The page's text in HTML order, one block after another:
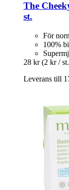
The
st.
För
100%
28 kr (2 kr /
Leverans till